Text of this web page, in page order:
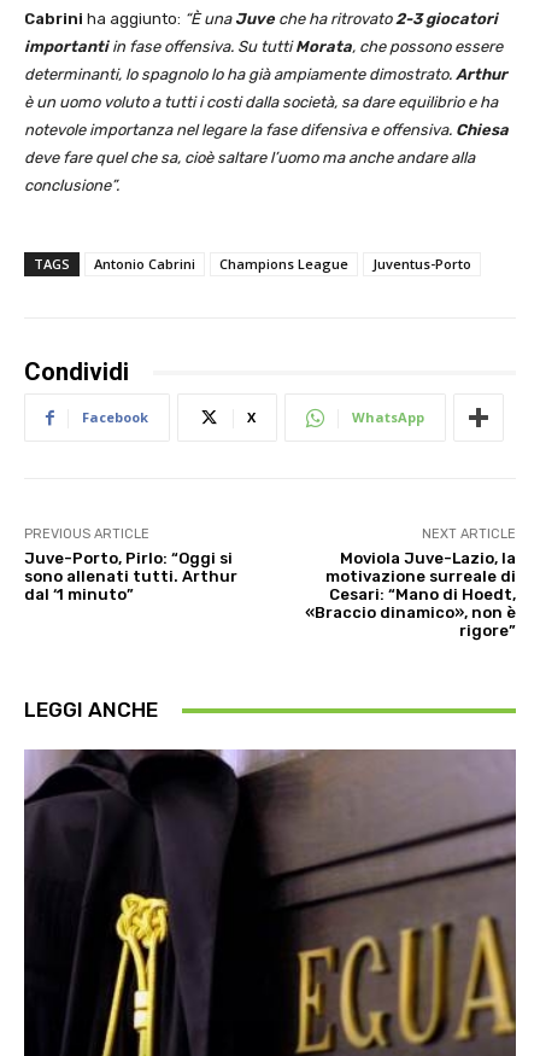
Cabrini ha aggiunto: “È una Juve che ha ritrovato2-3 giocatori
importantiin fase offensiva. Su tuttiMorata, che possono essere
determinanti, lo spagnolo lo ha già ampiamente dimostrato. Arthur
è un uomo voluto a tutti i costi dalla società, sa dare equilibrio e ha
notevole importanza nel legare la fase difensiva e offensiva. Chiesa
deve fare quel che sa, cioè saltare l’uomo ma anche andare alla
conclusione”.
TAGS Antonio Cabrini Champions League Juventus-Porto
Condividi
Facebook X WhatsApp
PREVIOUS ARTICLE
Juve-Porto, Pirlo: “Oggi si
sono allenati tutti. Arthur
dal ‘1 minuto”
NEXT ARTICLE
Moviola Juve-Lazio, la
motivazione surreale di
Cesari: “Mano di Hoedt,
«Braccio dinamico», non è
rigore”
LEGGI ANCHE